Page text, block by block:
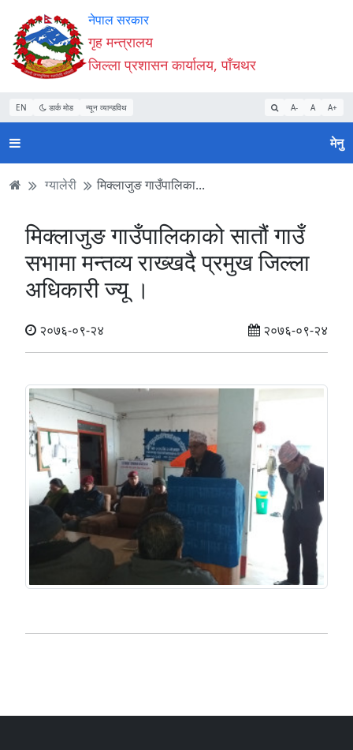
Accessibility
Mode
सुरु
गर्नुहोस्
सामाग्री
पढ्नुहाेस्
नेभिगेसन
पढ्नुहाेस्
वेबसाइट
खोजमा
जानुहोस्
नेपाल सरकार
गृह मन्त्रालय
जिल्ला प्रशासन कार्यालय, पाँचथर
EN डार्क मोड न्यून व्यान्डविथ A- A A+
मेनु
ग्यालेरी मिक्लाजुङ गाउँपालिका...
मिक्लाजुङ गाउँपालिकाको सातौं गाउँ
सभामा मन्तव्य राख्खदै प्रमुख जिल्ला
अधिकारी ज्यू ।
२०७६-०९-२४ २०७६-०९-२४